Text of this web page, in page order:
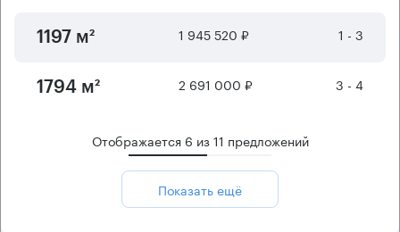
1197 м² 1 945 520 ₽ 1 - 3
1794 м² 2 691 000 ₽ 3 - 4
Отображается 6 из11 предложений
Показать ещё